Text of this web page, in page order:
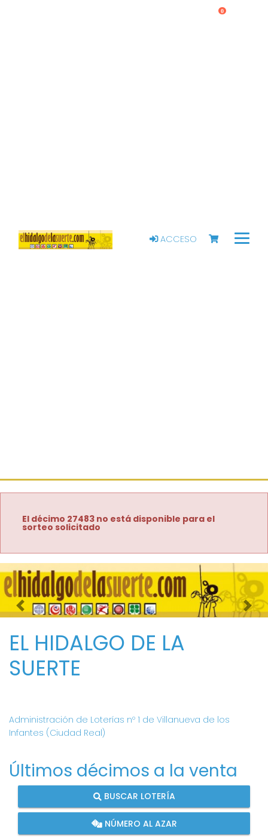
ACCESO
0
El décimo 27483 no está disponible para el
sorteo solicitado
Imagen anterior
EL HIDALGO DE LA
SUERTE
Administración de Loterías nº 1 de Villanueva de los
Infantes (Ciudad Real)
Últimos décimos a la venta
BUSCAR LOTERÍA
NÚMERO AL AZAR